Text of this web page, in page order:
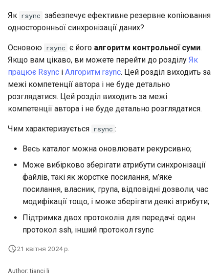
Як rsync забезпечує ефективне резервне копіювання
односторонньої синхронізації даних?
Основою rsync є його алгоритм контрольної суми.
Якщо вам цікаво, ви можете перейти до розділу Як
працює Rsync і Алгоритм rsync. Цей розділ виходить за
межі компетенції автора і не буде детально
розглядатися. Цей розділ виходить за межі
компетенції автора і не буде детально розглядатися.
Чим характеризується rsync :
Весь каталог можна оновлювати рекурсивно;
Може вибірково зберігати атрибути синхронізації
файлів, такі як жорстке посилання, м’яке
посилання, власник, група, відповідні дозволи, час
модифікації тощо, і може зберігати деякі атрибути;
Підтримка двох протоколів для передачі: один
протокол ssh, інший протокол rsync
21 квітня 2024 р.
Author: tianci li